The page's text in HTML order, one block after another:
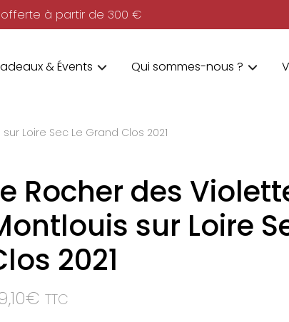
offerte à partir de 300 €
& Évents Qui sommes-nous ?
Loire Sec Le Grand Clos 2021
Rocher des
sur Loire
2021
€ TTC